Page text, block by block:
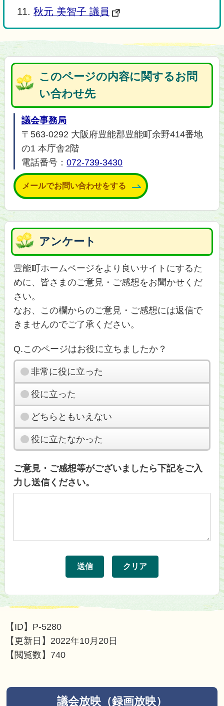
秋元 美智子 議員
このページの内容に関するお問
い合わせ先
議会事務局
〒563-0292 大阪府豊能郡豊能町余野414番地
の1 本庁舎2階
電話番号：072-739-3430
メールでお問い合わせをする
アンケート
豊能町ホームページをより良いサイトにするた
めに、皆さまのご意見・ご感想をお聞かせくだ
さい。
なお、この欄からのご意見・ご感想には返信で
きませんのでご了承ください。
Q.このページはお役に立ちましたか？
非常に役に立った
役に立った
どちらともいえない
役に立たなかった
ご意見・ご感想等がございましたら下記をご入
力し送信ください。
【ID】 P-5280
【更新日】 2022年10月20日
【閲覧数】 740
議会放映（録画放映）